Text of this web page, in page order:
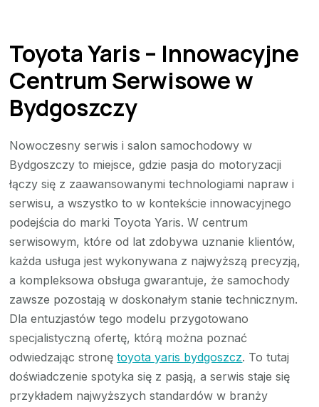
Toyota Yaris – Innowacyjne
Centrum Serwisowe w
Bydgoszczy
Nowoczesny serwis i salon samochodowy w
Bydgoszczy to miejsce, gdzie pasja do motoryzacji
łączy się z zaawansowanymi technologiami napraw i
serwisu, a wszystko to w kontekście innowacyjnego
podejścia do marki Toyota Yaris. W centrum
serwisowym, które od lat zdobywa uznanie klientów,
każda usługa jest wykonywana z najwyższą precyzją,
a kompleksowa obsługa gwarantuje, że samochody
zawsze pozostają w doskonałym stanie technicznym.
Dla entuzjastów tego modelu przygotowano
specjalistyczną ofertę, którą można poznać
odwiedzając stronętoyota yaris bydgoszcz. To tutaj
doświadczenie spotyka się z pasją, a serwis staje się
przykładem najwyższych standardów w branży